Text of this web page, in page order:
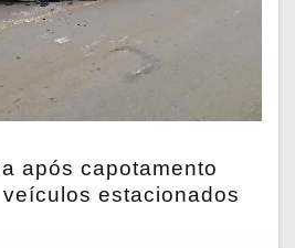
após capotamento
estacionados